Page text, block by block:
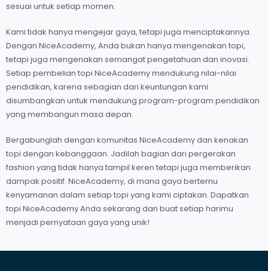
sesuai untuk setiap momen.
Kami tidak hanya mengejar gaya, tetapi juga menciptakannya.
Dengan NiceAcademy, Anda bukan hanya mengenakan topi,
tetapi juga mengenakan semangat pengetahuan dan inovasi.
Setiap pembelian topi NiceAcademy mendukung nilai-nilai
pendidikan, karena sebagian dari keuntungan kami
disumbangkan untuk mendukung program-program pendidikan
yang membangun masa depan.
Bergabunglah dengan komunitas NiceAcademy dan kenakan
topi dengan kebanggaan. Jadilah bagian dari pergerakan
fashion yang tidak hanya tampil keren tetapi juga memberikan
dampak positif. NiceAcademy, di mana gaya bertemu
kenyamanan dalam setiap topi yang kami ciptakan. Dapatkan
topi NiceAcademy Anda sekarang dan buat setiap harimu
menjadi pernyataan gaya yang unik!